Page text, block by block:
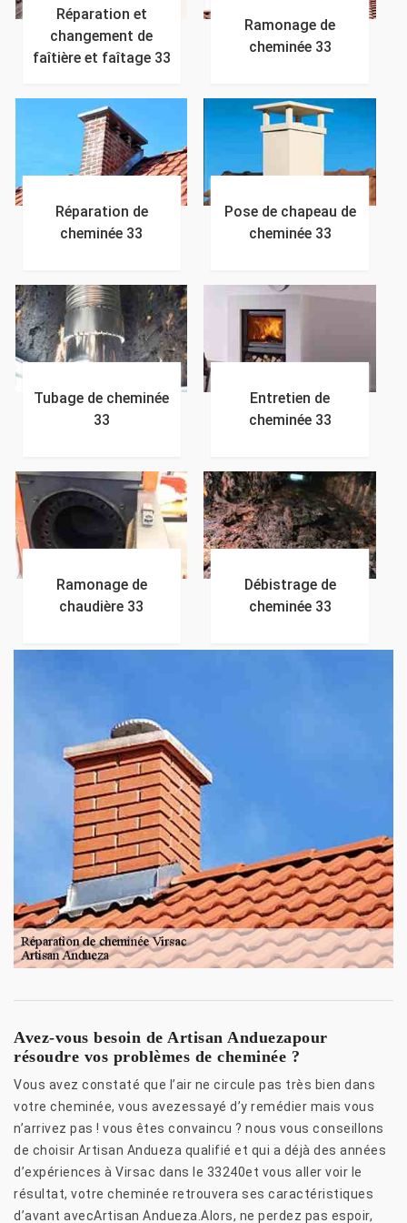
Réparation et
changement de
faîtière et faîtage 33
Ramonage de
cheminée 33
Réparation de
cheminée 33
Pose de chapeau de
cheminée 33
Tubage de cheminée
33
Entretien de
cheminée 33
Ramonage de
chaudière 33
Débistrage de
cheminée 33
Avez-vous besoin de Artisan Anduezapour
résoudre vos problèmes de cheminée ?
Vous avez constaté que l’air ne circule pas très bien dans
votre cheminée, vous avezessayé d’y remédier mais vous
n’arrivez pas ! vous êtes convaincu ? nous vous conseillons
de choisir Artisan Andueza qualifié et qui a déjà des années
d’expériences à Virsac dans le 33240et vous aller voir le
résultat, votre cheminée retrouvera ses caractéristiques
d’avant avecArtisan Andueza.Alors, ne perdez pas espoir,